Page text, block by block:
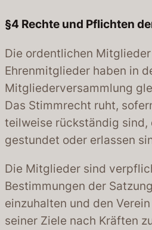
§4 Rechte und Pflichten
Die ordentlichen
Ehrenmitglieder haben in
Mitgliederversammlung
Das Stimmrecht ruht,
teilweise rückständig sind,
gestundet oder erlassen
Die Mitglieder sind
Bestimmungen der
einzuhalten und den
seiner Ziele nach Kräften